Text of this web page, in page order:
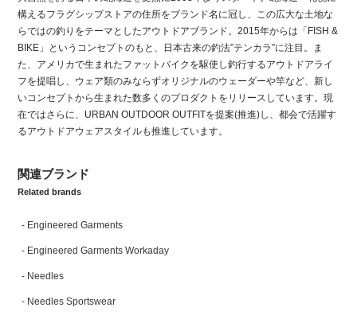
構えるフラグシップストアの住所をブランド名に冠し、この広大な土地な
らではの釣りをテーマとしたアウトドアブランド。2015年からは「FISH &
BIKE」というコンセプトのもと、日本古来の釣法”テンカラ”に注目。ま
た、アメリカで生まれたファットバイクを駆使し釣行するアウトドアライ
フを提唱し、ウェア類のみならずオリジナルのウェーダーや竿など、新し
いコンセプトから生まれた数多くのプロダクトをリリースしています。現
在ではさらに、URBAN OUTDOOR OUTFITを提案(推進)し、都会で活躍す
るアウトドアウェアスタイルも推進しています。
関連ブランド
Related brands
Engineered Garments
Engineered Garments Workaday
Needles
Needles Sportswear